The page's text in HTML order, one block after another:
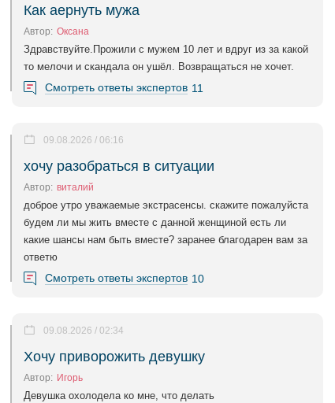
Как аернуть мужа
Автор: Оксана
Здравствуйте.Прожили с мужем 10 лет и вдруг из за какой
то мелочи и скандала он ушёл. Возвращаться не хочет.
Смотреть ответы экспертов 11
хочу разобраться в ситуации
09.08.2026 / 06:16
Автор: виталий
доброе утро уважаемые экстрасенсы. скажите пожалуйста
будем ли мы жить вместе с данной женщиной есть ли
какие шансы нам быть вместе? заранее благодарен вам за
ответю
Смотреть ответы экспертов 10
Хочу приворожить девушку
09.08.2026 / 02:34
Автор: Игорь
Девушка охолодела ко мне, что делать